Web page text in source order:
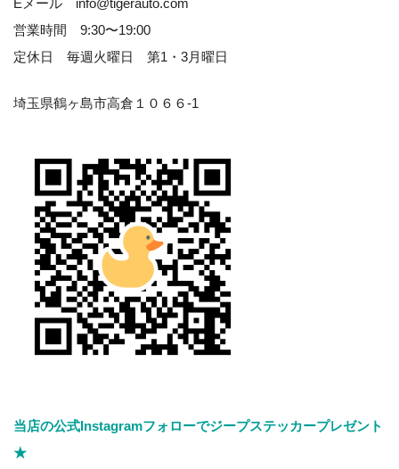
Eメール info@tigerauto.com
営業時間 9:30〜19:00
定休日 毎週火曜日 第1・3月曜日
埼玉県鶴ヶ島市高倉１０６６-1
当店の公式Instagramフォローでジープステッカープレゼント
★